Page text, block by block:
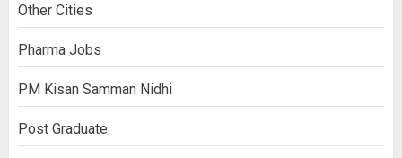
Other Cities
Pharma Jobs
PM Kisan Samman Nidhi
Post Graduate